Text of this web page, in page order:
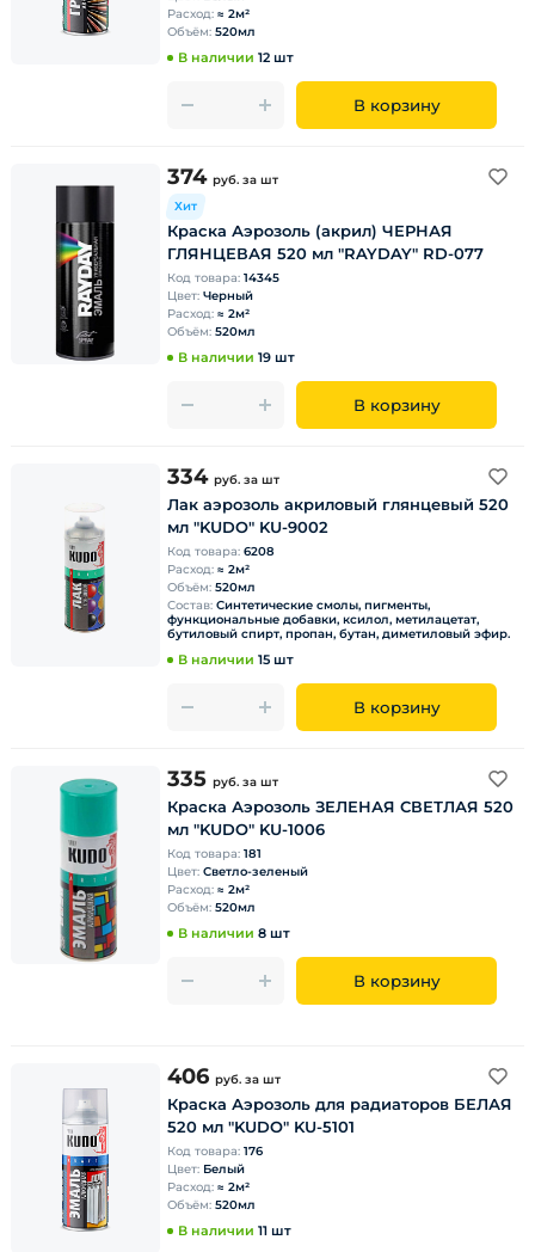
Расход: ≈ 2м²
Объём: 520мл
В наличии 12 шт
В корзину
374 руб. за шт
Хит
Краска Аэрозоль (акрил) ЧЕРНАЯ
ГЛЯНЦЕВАЯ 520 мл "RAYDAY" RD-077
Код товара: 14345
Цвет: Черный
Расход: ≈ 2м²
Объём: 520мл
В наличии 19 шт
В корзину
334 руб. за шт
Лак аэрозоль акриловый глянцевый 520
мл "KUDO" KU-9002
Код товара: 6208
Расход: ≈ 2м²
Объём: 520мл
Состав: Синтетические смолы, пигменты,
функциональные добавки, ксилол, метилацетат,
бутиловый спирт, пропан, бутан, диметиловый эфир.
В наличии 15 шт
В корзину
335 руб. за шт
Краска Аэрозоль ЗЕЛЕНАЯ СВЕТЛАЯ 520
мл "KUDO" KU-1006
Код товара: 181
Цвет: Светло-зеленый
Расход: ≈ 2м²
Объём: 520мл
В наличии 8 шт
В корзину
406 руб. за шт
Краска Аэрозоль для радиаторов БЕЛАЯ
520 мл "KUDO" KU-5101
Код товара: 176
Цвет: Белый
Расход: ≈ 2м²
Объём: 520мл
В наличии 11 шт